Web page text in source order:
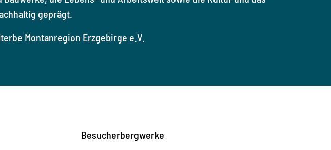
geprägt.
Montanregion Erzgebirge e.V.
Besucherbergwerke